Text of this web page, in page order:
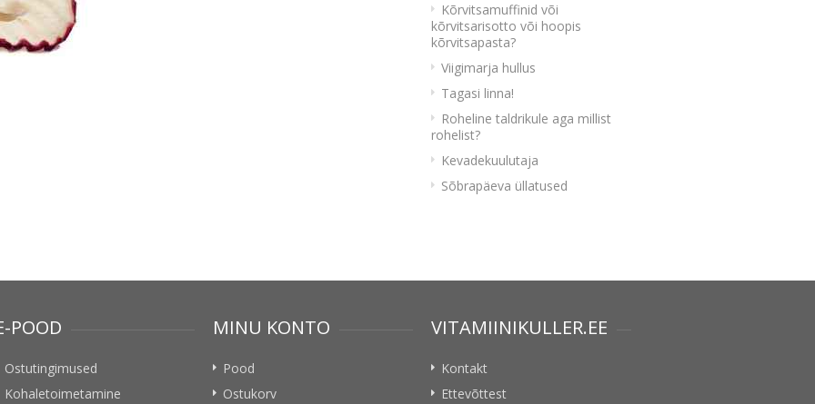
Kõrvitsamuffinid või
kõrvitsarisotto või hoopis
kõrvitsapasta?
Viigimarja hullus
Tagasi linna!
Roheline taldrikule aga millist
rohelist?
Kevadekuulutaja
Sõbrapäeva üllatused
POOD
Ostutingimused
Kohaletoimetamine
MINU KONTO
Pood
Ostukorv
VITAMIINIKULLER.EE
Kontakt
Ettevõttest